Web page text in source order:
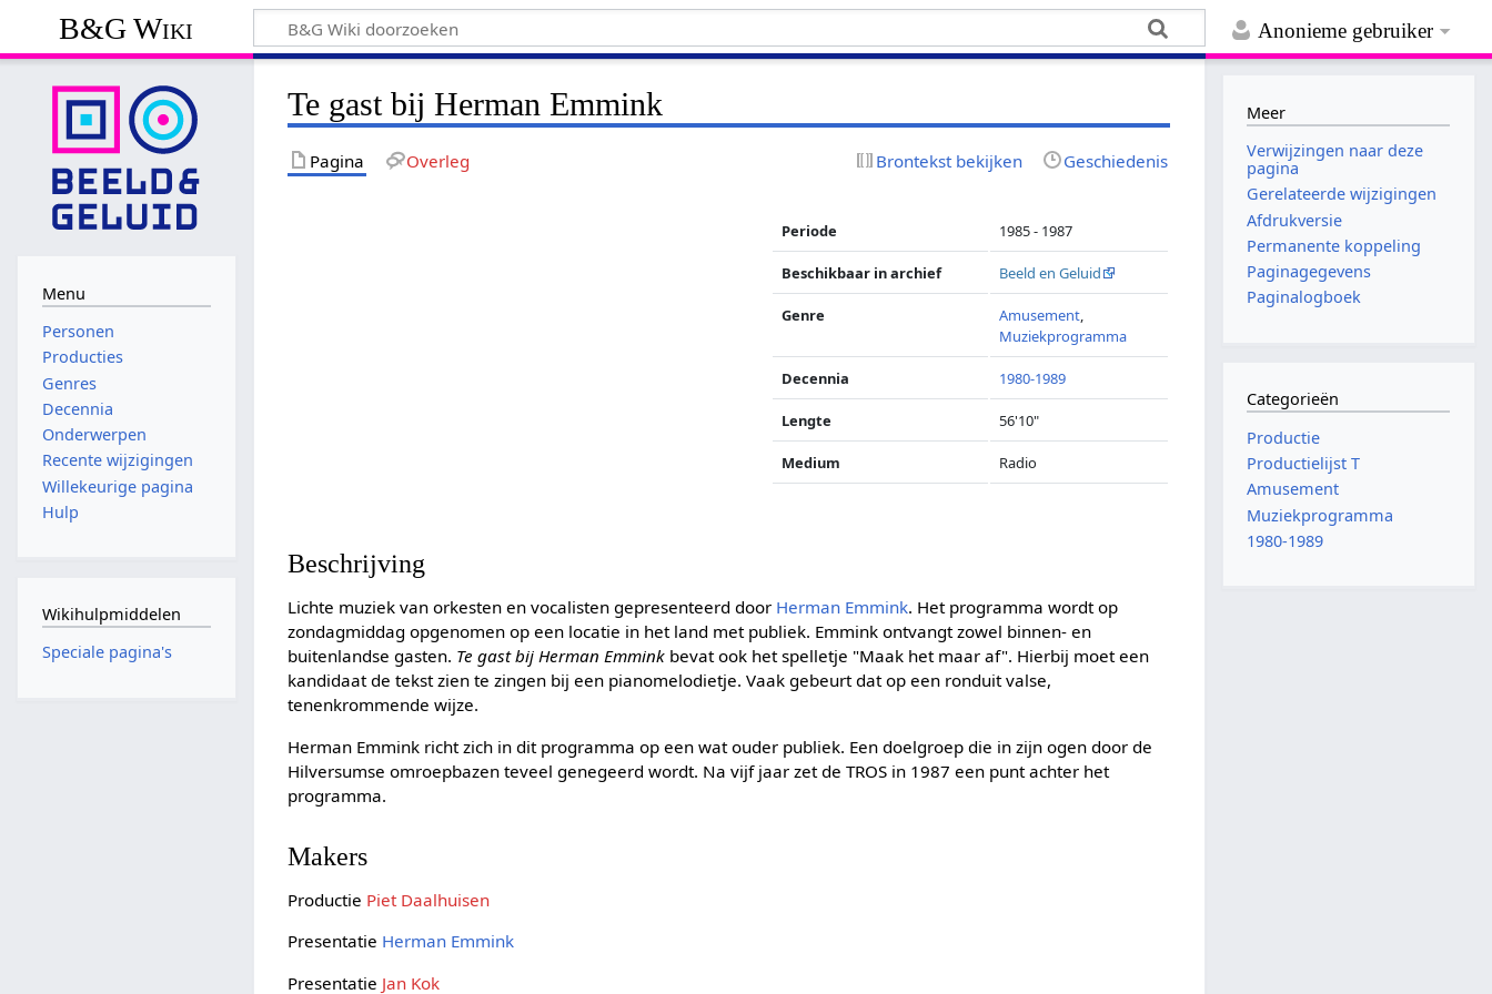
Anonieme gebruiker
B&G Wiki
Te gast bij Herman Emmink
Pagina Overleg Brontekst bekijken Geschiedenis
Periode 1985 - 1987
Beschikbaar in archief Beeld en Geluid
Genre Amusement,
Muziekprogramma
Decennia 1980-1989
Lengte 56'10"
Medium Radio
Beschrijving
Lichte muziek van orkesten en vocalisten gepresenteerd door Herman Emmink. Het programma wordt op
zondagmiddag opgenomen op een locatie in het land met publiek. Emmink ontvangt zowel binnen- en
buitenlandse gasten. Te gast bij Herman Emmink bevat ook het spelletje "Maak het maar af". Hierbij moet een
kandidaat de tekst zien te zingen bij een pianomelodietje. Vaak gebeurt dat op een ronduit valse,
tenenkrommende wijze.
Herman Emmink richt zich in dit programma op een wat ouder publiek. Een doelgroep die in zijn ogen door de
Hilversumse omroepbazen teveel genegeerd wordt. Na vijf jaar zet de TROS in 1987 een punt achter het
programma.
Makers
Productie Piet Daalhuisen
Presentatie Herman Emmink
Presentatie Jan Kok
Menu
Personen
Producties
Genres
Decennia
Onderwerpen
Recente wijzigingen
Willekeurige pagina
Hulp
Wikihulpmiddelen
Speciale pagina's
Meer
Verwijzingen naar deze
pagina
Gerelateerde wijzigingen
Afdrukversie
Permanente koppeling
Paginagegevens
Paginalogboek
Categorieën
Productie
Productielijst T
Amusement
Muziekprogramma
1980-1989